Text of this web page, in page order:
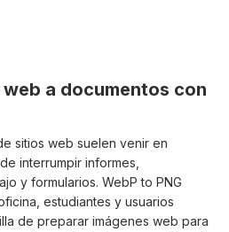
a documentos con
sitios web suelen venir en
interrumpir informes,
y formularios. WebP to PNG
estudiantes y usuarios
de preparar imágenes web para